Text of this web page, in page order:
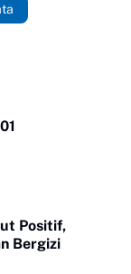
Positif,
Bergizi